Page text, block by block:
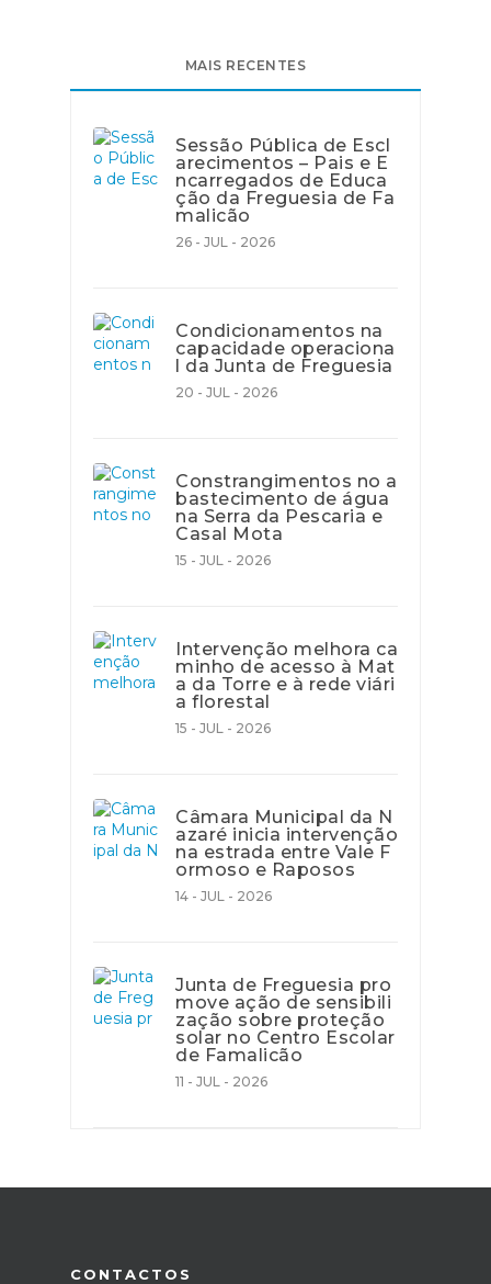
MAIS RECENTES
Sessão Pública de Escl
arecimentos – Pais e E
ncarregados de Educa
ção da Freguesia de Fa
malicão
26 - JUL - 2026
Condicionamentos na
capacidade operaciona
l da Junta de Freguesia
20 - JUL - 2026
Constrangimentos no a
bastecimento de água
na Serra da Pescaria e
Casal Mota
15 - JUL - 2026
Intervenção melhora ca
minho de acesso à Mat
a da Torre e à rede viári
a florestal
15 - JUL - 2026
Câmara Municipal da N
azaré inicia intervenção
na estrada entre Vale F
ormoso e Raposos
14 - JUL - 2026
Junta de Freguesia pro
move ação de sensibili
zação sobre proteção
solar no Centro Escolar
de Famalicão
11 - JUL - 2026
CONTACTOS